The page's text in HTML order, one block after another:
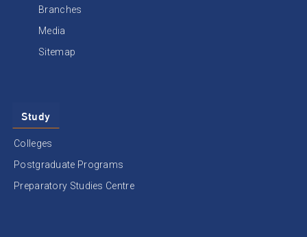
Branches
Media
Sitemap
Study
Colleges
Postgraduate Programs
Preparatory Studies Centre